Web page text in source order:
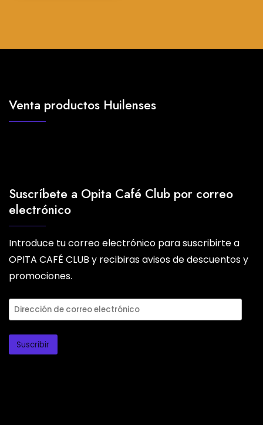
se
la
Venta productos Huilenses
Suscríbete a Opita Café Club por correo
electrónico
Introduce tu correo electrónico para suscribirte a
OPITA CAFÉ CLUB y recibiras avisos de descuentos y
promociones.
Dirección
de
correo
electrónico
Suscribir